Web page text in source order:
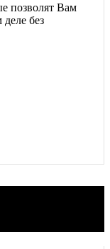
позволят Вам
деле без